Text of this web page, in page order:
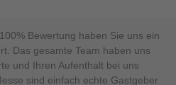
Bewertung haben Sie uns ein
Das gesamte Team haben uns
und Ihren Aufenthalt bei uns
sind einfach echte Gastgeber